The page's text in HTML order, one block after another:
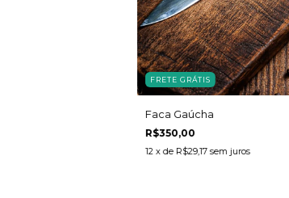
FRETE GRÁTIS
Faca Gaúcha
R$350,00
12 x de R$29,17 sem juros